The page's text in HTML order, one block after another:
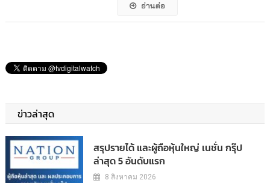
อ่านต่อ
ข่าวล่าสุด
สรุปรายได้ และผู้ถือหุ้นใหญ่ เนชั่น กรุ๊ป
ล่าสุด 5 อันดับแรก
8 สิงหาคม 2026